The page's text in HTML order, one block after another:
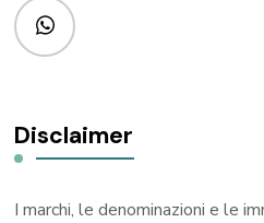
Disclaimer
I marchi, le denominazioni e le